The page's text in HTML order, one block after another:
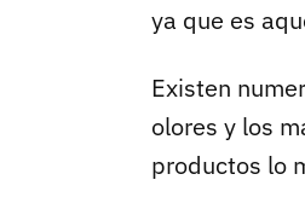
ya que es
Existen
olores y los
productos lo